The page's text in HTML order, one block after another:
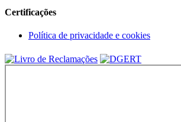
Certificações
Política de privacidade e cookies